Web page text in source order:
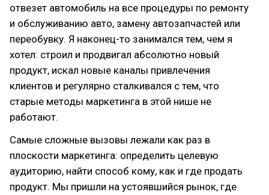
отвезет автомобиль на все процедуры по ремонту
и обслуживанию авто, замену автозапчастей или
переобувку. Я наконец-то занимался тем, чем я
хотел: строил и продвигал абсолютно новый
продукт, искал новые каналы привлечения
клиентов и регулярно сталкивался с тем, что
старые методы маркетинга в этой нише не
работают.
Самые сложные вызовы лежали как раз в
плоскости маркетинга: определить целевую
аудиторию, найти способ кому, как и где продать
продукт. Мы пришли на устоявшийся рынок, где